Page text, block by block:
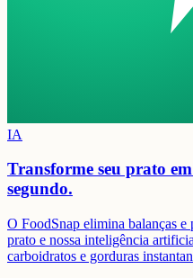
IA
Transforme seu prato em
segundo.
O FoodSnap elimina balanças
prato e nossa inteligência
carboidratos e gorduras